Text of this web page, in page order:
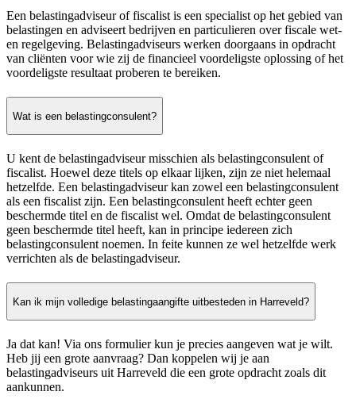
Een belastingadviseur of fiscalist is een specialist op het gebied van
belastingen en adviseert bedrijven en particulieren over fiscale wet-
en regelgeving. Belastingadviseurs werken doorgaans in opdracht
van cliënten voor wie zij de financieel voordeligste oplossing of het
voordeligste resultaat proberen te bereiken.
Wat is een belastingconsulent?
U kent de belastingadviseur misschien als belastingconsulent of
fiscalist. Hoewel deze titels op elkaar lijken, zijn ze niet helemaal
hetzelfde. Een belastingadviseur kan zowel een belastingconsulent
als een fiscalist zijn. Een belastingconsulent heeft echter geen
beschermde titel en de fiscalist wel. Omdat de belastingconsulent
geen beschermde titel heeft, kan in principe iedereen zich
belastingconsulent noemen. In feite kunnen ze wel hetzelfde werk
verrichten als de belastingadviseur.
Kan ik mijn volledige belastingaangifte uitbesteden in Harreveld?
Ja dat kan! Via ons formulier kun je precies aangeven wat je wilt.
Heb jij een grote aanvraag? Dan koppelen wij je aan
belastingadviseurs uit Harreveld die een grote opdracht zoals dit
aankunnen.